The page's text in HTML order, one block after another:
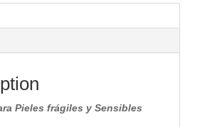
Pieles frágiles y Sensibles